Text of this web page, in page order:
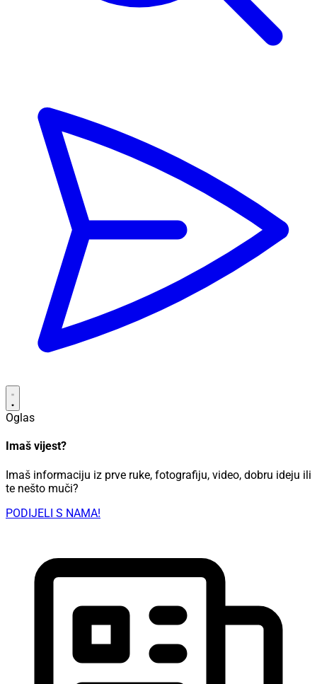
Oglas
Imaš vijest?
Imaš informaciju iz prve ruke, fotografiju, video, dobru ideju ili
te nešto muči?
PODIJELI S NAMA!